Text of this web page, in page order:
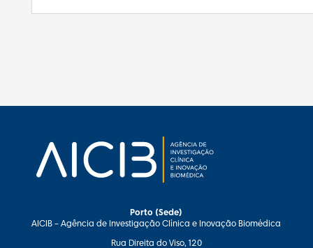
Porto (Sede)
AICIB – Agência de Investigação Clínica e Inovação Biomédica
Rua Direita do Viso, 120